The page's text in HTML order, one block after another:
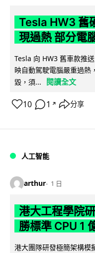
Tesla HW3 舊
現過熱 部分電
Tesla 向 HW3 舊車款推
映自動駕駛電腦嚴重過熱
毀，須...
閱讀全文
10 1 ↗ 分享
人工智能
arthur 1 日
港大工程學院
勝標準 CPU 1
港大團隊研發極簡架構模